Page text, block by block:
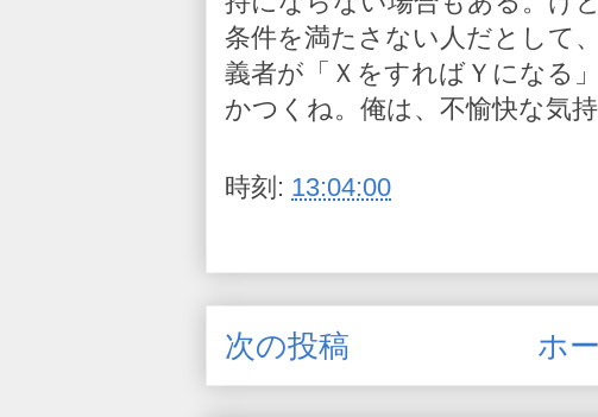
条件を満たさない人だとして
義者が「ＸをすればＹになる
かつくね。俺は、不愉快な気持
時刻: 13:04:00
次の投稿 ホ